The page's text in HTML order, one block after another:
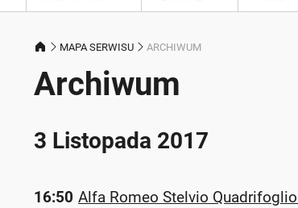
MAPA SERWISU ARCHIWUM
Archiwum
3 Listopada 2017
16:50 Alfa Romeo Stelvio